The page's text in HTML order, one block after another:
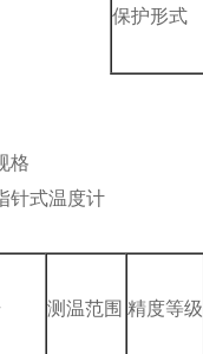
保护形式
格
针式温度计
测温范围 精度等级